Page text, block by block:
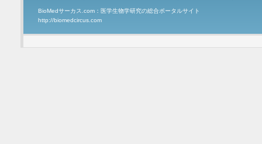
BioMedサーカス.com：医学生物学研究の総合ポータルサイト
http://biomedcircus.com